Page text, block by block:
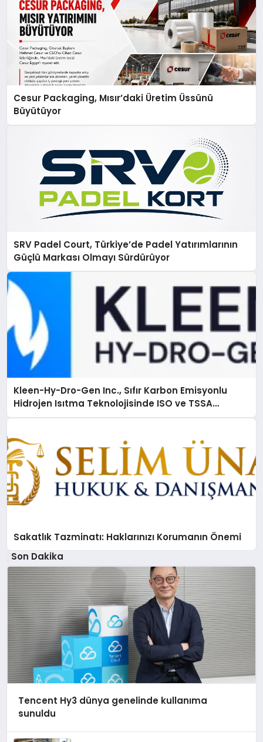
Cesur Packaging, Mısır’daki Üretim Üssünü
Büyütüyor
SRV Padel Court, Türkiye’de Padel Yatırımlarının
Güçlü Markası Olmayı Sürdürüyor
Kleen-Hy-Dro-Gen Inc., Sıfır Karbon Emisyonlu
Hidrojen Isıtma Teknolojisinde ISO ve TSSA
Düzenleyici Onaylarını Aldı
Sakatlık Tazminatı: Haklarınızı Korumanın Önemi
Son Dakika
Tencent Hy3 dünya genelinde kullanıma
sunuldu